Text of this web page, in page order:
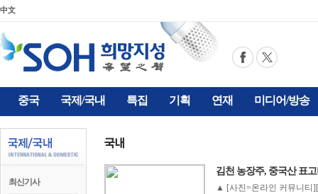
中文
중국 국제/국내 특집 기획 연재 미디어/방송
최신기사
김천 농장주, 중국산 표
▲ [사진=온라인 커뮤니티